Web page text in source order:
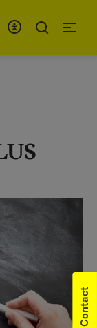
Contact